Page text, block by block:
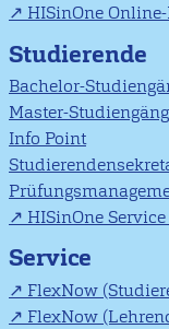
HISinOne
Studierende
Bachelor-
Master-
Info Point
HISinOne
Service
FlexNow
FlexNow